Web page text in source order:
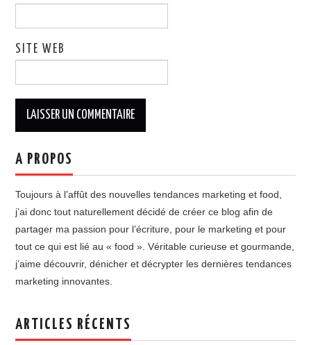
SITE WEB
A PROPOS
Toujours à l’affût des nouvelles tendances marketing et food,
j’ai donc tout naturellement décidé de créer ce blog afin de
partager ma passion pour l’écriture, pour le marketing et pour
tout ce qui est lié au « food ». Véritable curieuse et gourmande,
j’aime découvrir, dénicher et décrypter les dernières tendances
marketing innovantes.
ARTICLES RÉCENTS